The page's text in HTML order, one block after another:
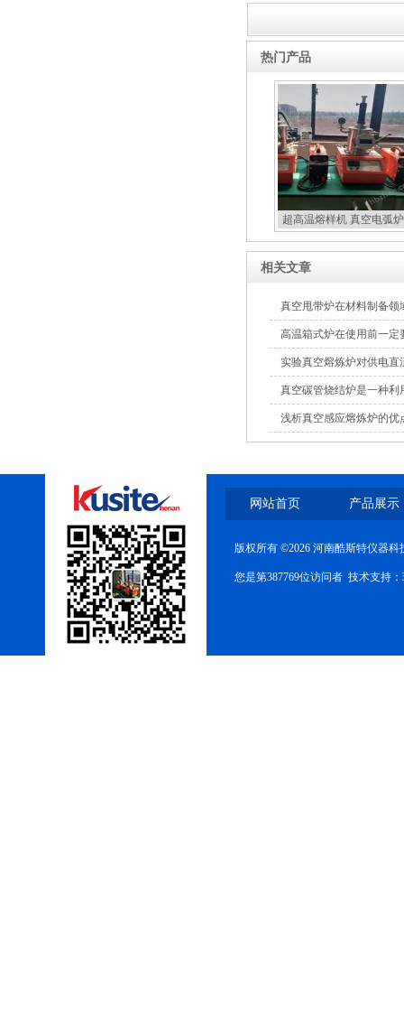
热门产品
超高温熔样机 真空电弧
相关文章
真空甩带炉在材料制备领
高温箱式炉在使用前一定
实验真空熔炼炉对供电直
真空碳管烧结炉是一种
浅析真空感应熔炼炉的优
网站首页 产品展示
版权所有 ©2026 河南酷斯特仪器
您是第387769位访问者 技术支持：